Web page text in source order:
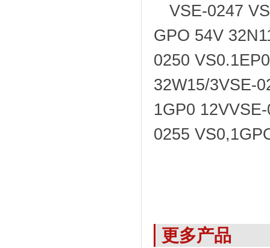
VSE-0247
GPO 54V
0250
32W15/3VSE-
1GP0
0255
更多产品